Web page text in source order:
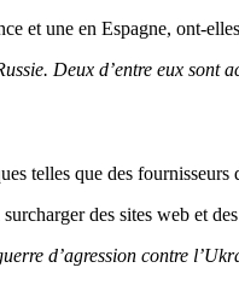
et une en Espagne, ont-
Deux d’entre eux
telles que des
des sites web et
d’agression contre